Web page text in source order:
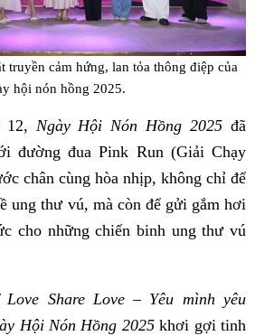
truyền cảm hứng, lan tỏa thông điệp của
hội nón hồng 2025.
12, Ngày Hội Nón Hồng 2025 đã
đường đua Pink Run (Giải Chạy
chân cùng hòa nhịp, không chỉ để
ung thư vú, mà còn để gửi gắm hơi
cho những chiến binh ung thư vú
Love Share Love – Yêu mình yêu
Hội Nón Hồng 2025khơi gợi tinh